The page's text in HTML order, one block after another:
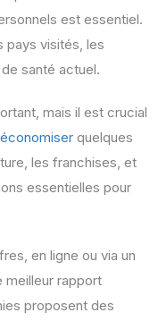
est essentiel.
pays visités, les
santé actuel.
mais il est crucial
économiser quelques
les franchises, et
essentielles pour
en ligne ou via un
meilleur rapport
proposent des